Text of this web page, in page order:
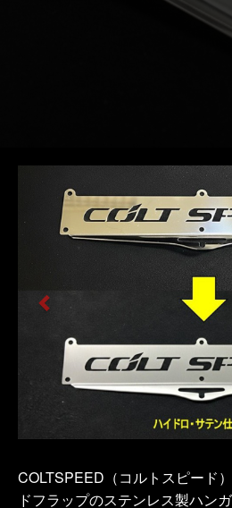
COLTSPEED（コルトスピード
ドフラップのステンレス製ハン